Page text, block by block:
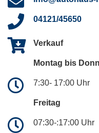
04121/45650
Verkauf
Montag bis
7:30- 17:00 Uhr
Freitag
07:30-:17:00 Uhr